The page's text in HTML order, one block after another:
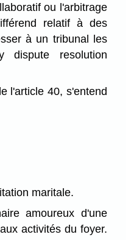
ou l'arbitrage
relatif à des
à un tribunal les
dispute resolution
l'article 40, s'entend
maritale.
amoureux d'une
activités du foyer.